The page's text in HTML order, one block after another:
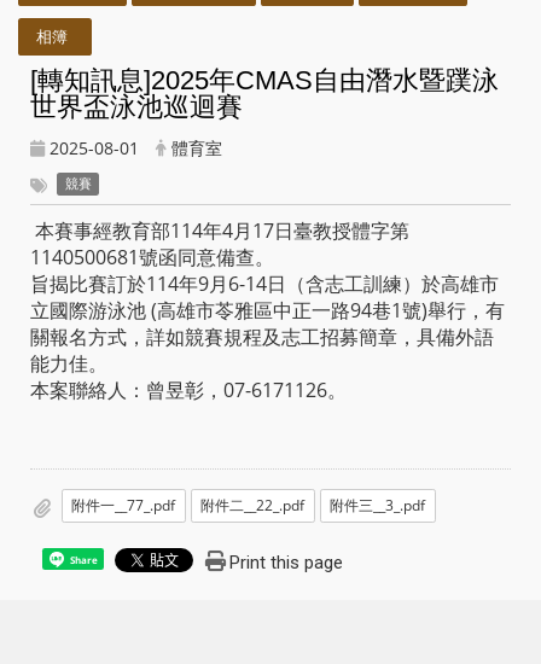
相簿
[轉知訊息]2025年CMAS自由潛水暨蹼泳
世界盃泳池巡迴賽
2025-08-01 體育室
競賽
本賽事經教育部114年4月17日臺教授體字第
1140500681號函同意備查。
旨揭比賽訂於114年9月6-14日（含志工訓練）於高雄市
立國際游泳池 (高雄市苓雅區中正一路94巷1號)舉行，有
關報名方式，詳如競賽規程及志工招募簡章，具備外語
能力佳。
本案聯絡人：曾昱彰，07-6171126。
附件一__77_.pdf 附件二__22_.pdf 附件三__3_.pdf
Share Print this page